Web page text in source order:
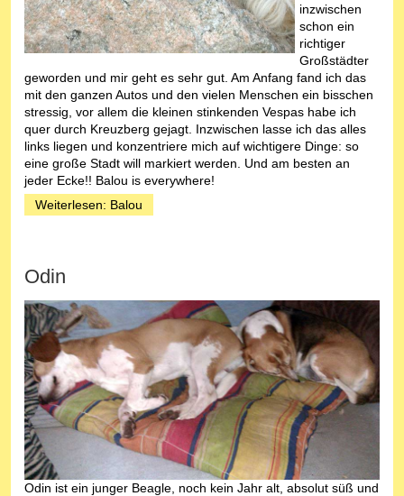
inzwischen
schon ein
richtiger
Großstädter
geworden und mir geht es sehr gut. Am Anfang fand ich das
mit den ganzen Autos und den vielen Menschen ein bisschen
stressig, vor allem die kleinen stinkenden Vespas habe ich
quer durch Kreuzberg gejagt. Inzwischen lasse ich das alles
links liegen und konzentriere mich auf wichtigere Dinge: so
eine große Stadt will markiert werden. Und am besten an
jeder Ecke!! Balou is everywhere!
Weiterlesen: Balou
Odin
Odin ist ein junger Beagle, noch kein Jahr alt, absolut süß und